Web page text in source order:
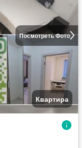
Посмотреть Фото
Квартира